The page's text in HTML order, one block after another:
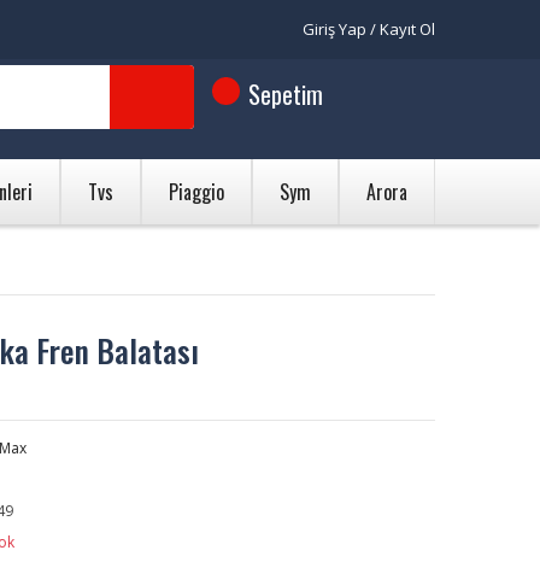
Giriş Yap / Kayıt Ol
Sepetim
Tvs Piaggio Sym Arora
Fren Balatası